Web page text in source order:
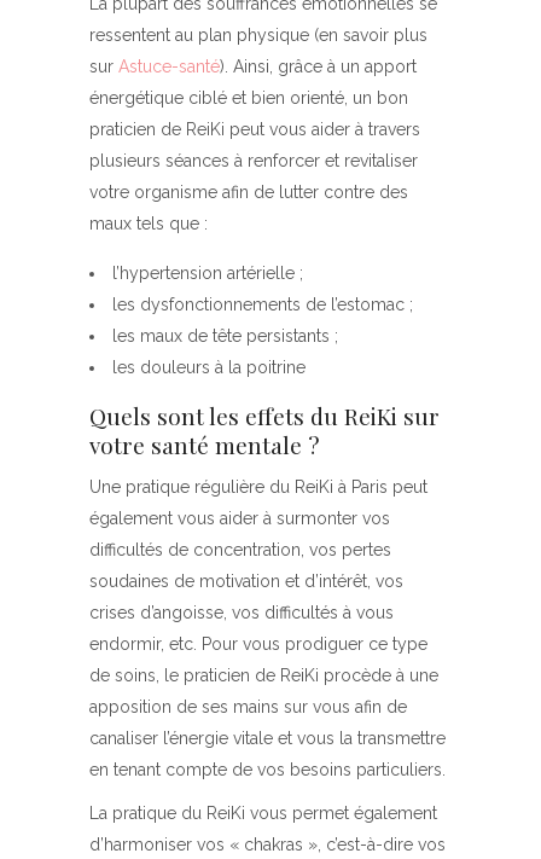
ressentent au plan physique (en savoir plus
sur Astuce-santé). Ainsi, grâce à un apport
énergétique ciblé et bien orienté, un bon
praticien de ReiKi peut vous aider à travers
plusieurs séances à renforcer et revitaliser
votre organisme afin de lutter contre des
maux tels que :
l’hypertension artérielle ;
les dysfonctionnements de l’estomac ;
les maux de tête persistants ;
les douleurs à la poitrine
Quels sont les effets du ReiKi sur
votre santé mentale ?
Une pratique régulière du ReiKi à Paris peut
également vous aider à surmonter vos
difficultés de concentration, vos pertes
soudaines de motivation et d’intérêt, vos
crises d’angoisse, vos difficultés à vous
endormir, etc. Pour vous prodiguer ce type
de soins, le praticien de ReiKi procède à une
apposition de ses mains sur vous afin de
canaliser l’énergie vitale et vous la transmettre
en tenant compte de vos besoins particuliers.
La pratique du ReiKi vous permet également
d’harmoniser vos « chakras », c’est-à-dire vos